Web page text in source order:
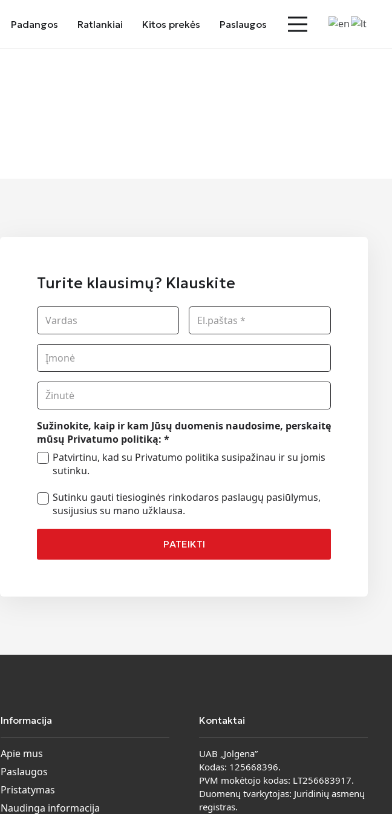
Padangos Ratlankiai Kitos prekės Paslaugos
Turite klausimų? Klauskite
Sužinokite, kaip ir kam Jūsų duomenis naudosime, perskaitę
mūsų Privatumo politiką: *
Patvirtinu, kad su Privatumo politika susipažinau ir su jomis
sutinku.
Sutinku gauti tiesioginės rinkodaros paslaugų pasiūlymus,
susijusius su mano užklausa.
PATEIKTI
Informacija
Apie mus
Paslaugos
Pristatymas
Naudinga informacija
Kontaktai
UAB „Jolgena”
Kodas: 125668396.
PVM mokėtojo kodas: LT256683917.
Duomenų tvarkytojas: Juridinių asmenų
registras.